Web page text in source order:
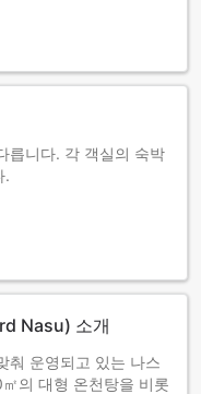
릅니다. 각 객실의 숙박
.
Nasu) 소개
춰 운영되고 있는 나스
의 대형 온천탕을 비롯